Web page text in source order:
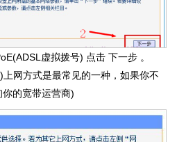
虚拟拨号) 点击 下一步 。
网方式是最常见的一种，如果你不
的宽带运营商)